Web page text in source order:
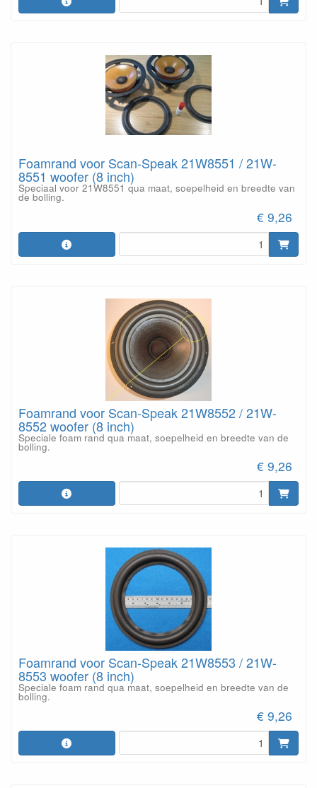
Foamrand voor Scan-Speak 21W8551 / 21W-
8551 woofer (8 inch)
Speciaal voor 21W8551 qua maat, soepelheid en breedte van
de bolling.
€ 9,26
Foamrand voor Scan-Speak 21W8552 / 21W-
8552 woofer (8 inch)
Speciale foam rand qua maat, soepelheid en breedte van de
bolling.
€ 9,26
Foamrand voor Scan-Speak 21W8553 / 21W-
8553 woofer (8 inch)
Speciale foam rand qua maat, soepelheid en breedte van de
bolling.
€ 9,26